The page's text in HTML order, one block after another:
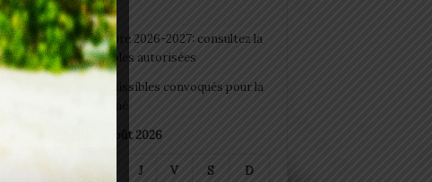
sonnette d’alarme
Togo/ Rentrée scolaire 2026-2027: consultez la
liste officielle des écoles autorisées
ESSAL 2026 : les admissibles convoqués pour la
août 2026
J V S D